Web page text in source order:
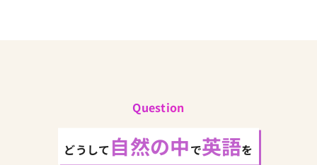
Question
どうして 自然の中で英語を